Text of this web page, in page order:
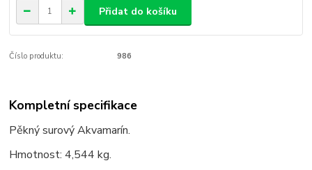
Přidat do košíku
Číslo produktu: 986
Kompletní specifikace
Pěkný surový Akvamarín.
Hmotnost: 4,544 kg.